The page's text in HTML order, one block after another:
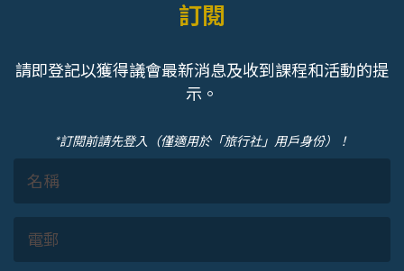
訂閱
請即登記以獲得議會最新消息及收到課程和活動的提
示。
*訂閱前請先登入（僅適用於「旅行社」用戶身份）！